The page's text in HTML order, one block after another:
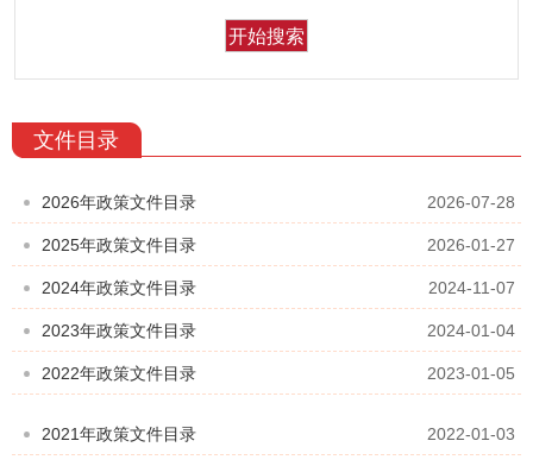
文件目录
2026年政策文件目录 2026-07-28
2025年政策文件目录 2026-01-27
2024年政策文件目录 2024-11-07
2023年政策文件目录 2024-01-04
2022年政策文件目录 2023-01-05
2021年政策文件目录 2022-01-03